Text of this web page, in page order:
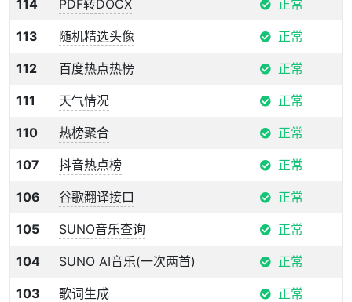
114 PDF转DOCX 正常
113 随机精选头像 正常
112 百度热点热榜 正常
111 天气情况 正常
110 热榜聚合 正常
107 抖音热点榜 正常
106 谷歌翻译接口 正常
105 SUNO音乐查询 正常
104 SUNO AI音乐(一次两首) 正常
103 歌词生成 正常